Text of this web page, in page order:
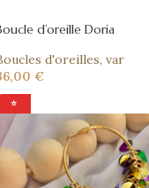
d’oreille Doria
d'oreilles, var
€
⭐